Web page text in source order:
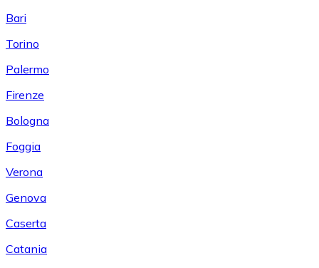
Bari
Torino
Palermo
Firenze
Bologna
Foggia
Verona
Genova
Caserta
Catania